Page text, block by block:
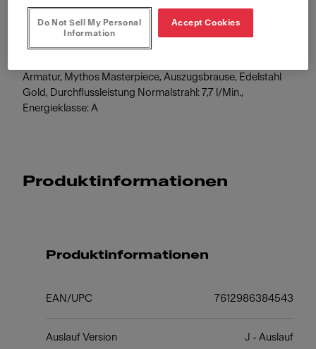
Gold
Armatur, Mythos Masterpiece, Auszugsbrause, Edelstahl
Gold, Durchflussleistung Normalstrahl: 7,7 l/Min.,
Energieklasse: A
Produktinformationen
Produktinformationen
EAN/UPC 7612986384543
Auslauf Version J - Auslauf
Do Not Sell My Personal
Information
Accept Cookies